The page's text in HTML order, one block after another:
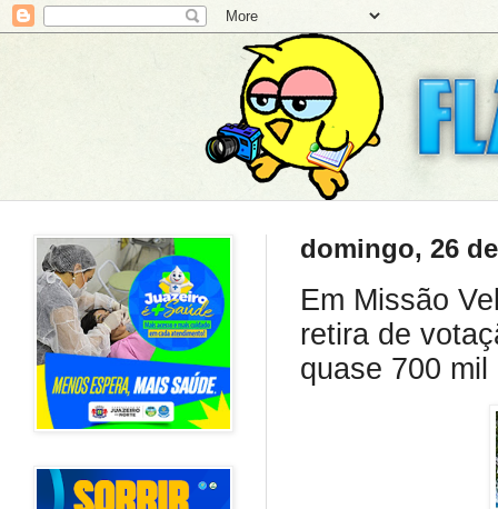
domingo, 26
Em Missão
retira de
quase 700 mil